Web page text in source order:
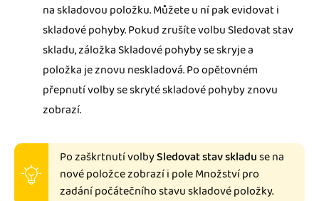
na skladovou položku. Můžete u ní pak evidovat i
skladové pohyby. Pokud zrušíte volbu Sledovat stav
skladu, záložka Skladové pohyby se skryje a
položka je znovu neskladová. Po opětovném
přepnutí volby se skryté skladové pohyby znovu
zobrazí.
Po zaškrtnutí volbySledovat stav skladuse na
nové položce zobrazí i pole Množství pro
zadání počátečního stavu skladové položky.